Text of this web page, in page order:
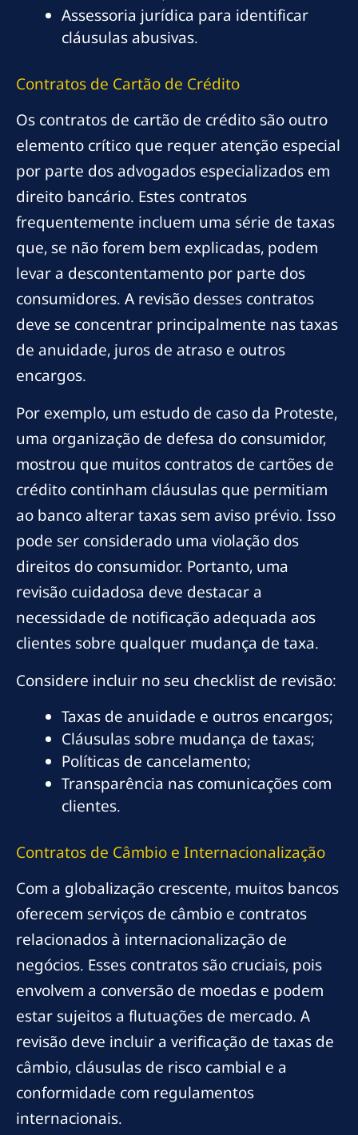
Assessoria jurídica para identificar
cláusulas abusivas.
Contratos de Cartão de Crédito
Os contratos de cartão de crédito são outro
elemento crítico que requer atenção especial
por parte dos advogados especializados em
direito bancário. Estes contratos
frequentemente incluem uma série de taxas
que, se não forem bem explicadas, podem
levar a descontentamento por parte dos
consumidores. A revisão desses contratos
deve se concentrar principalmente nas taxas
de anuidade, juros de atraso e outros
encargos.
Por exemplo, um estudo de caso da Proteste,
uma organização de defesa do consumidor,
mostrou que muitos contratos de cartões de
crédito continham cláusulas que permitiam
ao banco alterar taxas sem aviso prévio. Isso
pode ser considerado uma violação dos
direitos do consumidor. Portanto, uma
revisão cuidadosa deve destacar a
necessidade de notificação adequada aos
clientes sobre qualquer mudança de taxa.
Considere incluir no seu checklist de revisão:
Taxas de anuidade e outros encargos;
Cláusulas sobre mudança de taxas;
Políticas de cancelamento;
Transparência nas comunicações com
clientes.
Contratos de Câmbio e Internacionalização
Com a globalização crescente, muitos bancos
oferecem serviços de câmbio e contratos
relacionados à internacionalização de
negócios. Esses contratos são cruciais, pois
envolvem a conversão de moedas e podem
estar sujeitos a flutuações de mercado. A
revisão deve incluir a verificação de taxas de
câmbio, cláusulas de risco cambial e a
conformidade com regulamentos
internacionais.